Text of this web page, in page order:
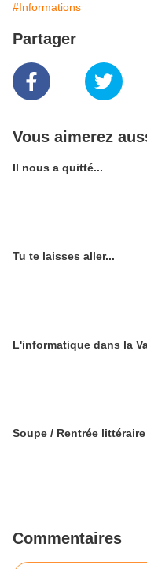
#Informations
Partager
Vous aimerez
Il nous a quitté...
Tu te laisses aller...
L'informatique dans la
Soupe / Rentrée
Commentaires